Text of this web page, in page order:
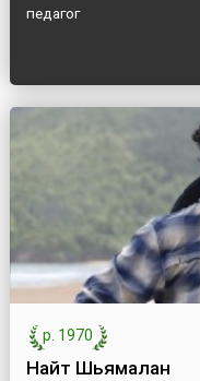
педагог
р. 1970
Найт Шьямалан